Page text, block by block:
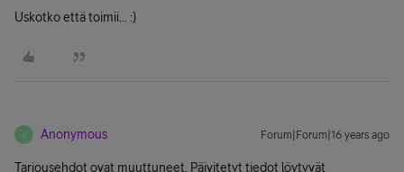
Uskotko että toimii... :)
A Anonymous Forum|Forum|16 years ago
Tarjousehdot ovat muuttuneet. Päivitetyt tiedot löytyvät